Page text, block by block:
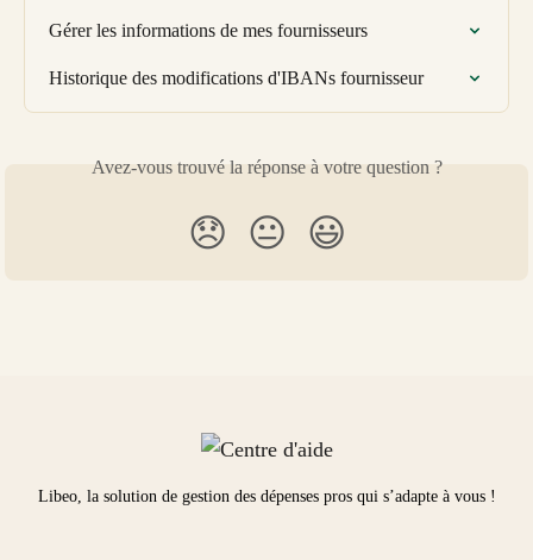
Gérer les informations de mes fournisseurs
Historique des modifications d'IBANs fournisseur
Avez-vous trouvé la réponse à votre question ?
😞 😐 😃
Libeo, la solution de gestion des dépenses pros qui s’adapte à vous !